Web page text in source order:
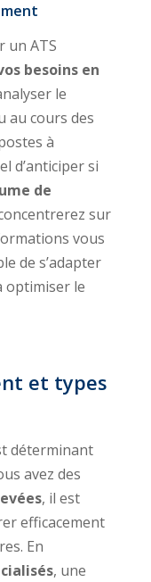
un ATS
besoins en
le
au cours des
à
d’anticiper si
de
sur
vous
de s’adapter
optimiser le
et types
déterminant
avez des
, il est
efficacement
En
, une